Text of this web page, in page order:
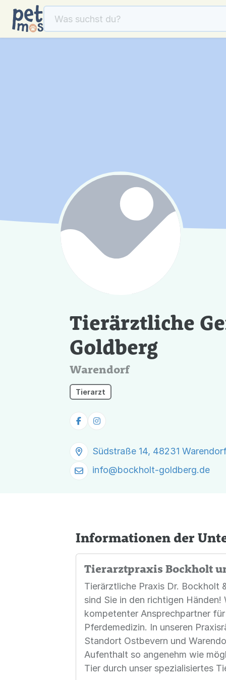
Tierärztliche
Goldberg
Warendorf
Tierarzt
Südstraße 14, 48231
info@bockholt-goldberg.de
Informationen der
Tierarztpraxis Bockholt
Tierärztliche Praxis Dr. Bockholt
sind Sie in den richtigen Händen!
kompetenter Ansprechpartner
Pferdemedizin. In unseren
Standort Ostbevern und
Aufenthalt so angenehm wie
Tier durch unser spezialisiertes